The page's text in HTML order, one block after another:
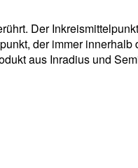
Der
der immer
aus Inradius und